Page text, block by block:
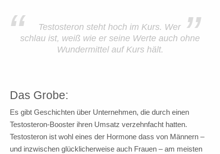
”
“
Testosteron steht hoch im Kurs. Wer
schlau ist, weiß wie er seine Werte auch ohne
Wundermittel auf Kurs hält.
Das Grobe:
Es gibt Geschichten über Unternehmen, die durch einen
Testosteron-Booster ihren Umsatz verzehnfacht hatten.
Testosteron ist wohl eines der Hormone dass von Männern –
und inzwischen glücklicherweise auch Frauen – am meisten